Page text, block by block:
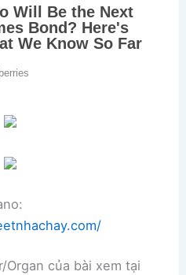
Organ của bài xem tại